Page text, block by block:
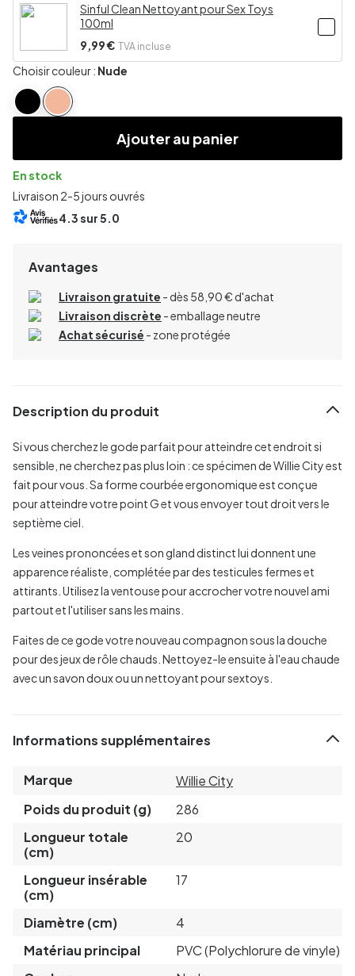
Sinful Clean Nettoyant pour Sex Toys
100ml
9,99 € TVA incluse
Choisir couleur : Nude
Ajouter au panier
En stock
Livraison 2-5 jours ouvrés
4.3sur 5.0
Avantages
Livraison gratuite - dès 58,90 € d'achat
Livraison discrète - emballage neutre
Achat sécurisé - zone protégée
Description du produit
Si vous cherchez le gode parfait pour atteindre cet endroit si
sensible, ne cherchez pas plus loin : ce spécimen de Willie City est
fait pour vous. Sa forme courbée ergonomique est conçue
pour atteindre votre point G et vous envoyer tout droit vers le
septième ciel.
Les veines prononcées et son gland distinct lui donnent une
apparence réaliste, complétée par des testicules fermes et
attirants. Utilisez la ventouse pour accrocher votre nouvel ami
partout et l'utiliser sans les mains.
Faites de ce gode votre nouveau compagnon sous la douche
pour des jeux de rôle chauds. Nettoyez-le ensuite à l'eau chaude
avec un savon doux ou un nettoyant pour sextoys.
Informations supplémentaires
Marque
Willie City
Poids du produit (g)
286
Longueur totale
(cm)
20
Longueur insérable
(cm)
17
Diamètre (cm)
4
Matériau principal
PVC (Polychlorure de vinyle)